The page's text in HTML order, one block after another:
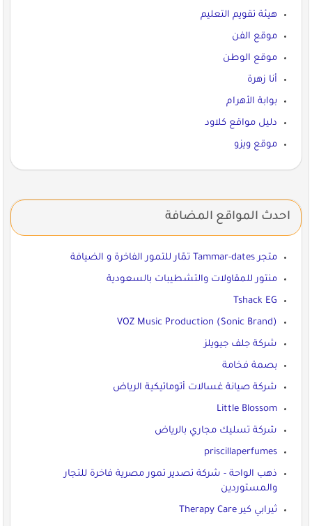
هيئة تقويم التعليم
موقع الفن
موقع الوطن
أنا زهرة
بوابة الأهرام
دليل مواقع كلاود
موقع ويزو
احدث المواقع المضافة
متجر Tammar-dates تمّار للتمور الفاخرة و الضيافة
منتور للمقاولات والتشطيبات بالسعودية
Tshack EG
VOZ Music Production (Sonic Brand)
شركة جلف جيويلز
بصمة فخامة
شركة صيانة غسالات أتوماتيكية الرياض
Little Blossom
شركة تسليك مجاري بالرياض
priscillaperfumes
ذهب الواحة - شركة تصدير تمور مصرية فاخرة للتجار
والمستوردين
ثيرابي كير Therapy Care